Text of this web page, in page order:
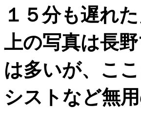
１５分も遅れ
上の写真は長
は多いが、こ
シストなど無